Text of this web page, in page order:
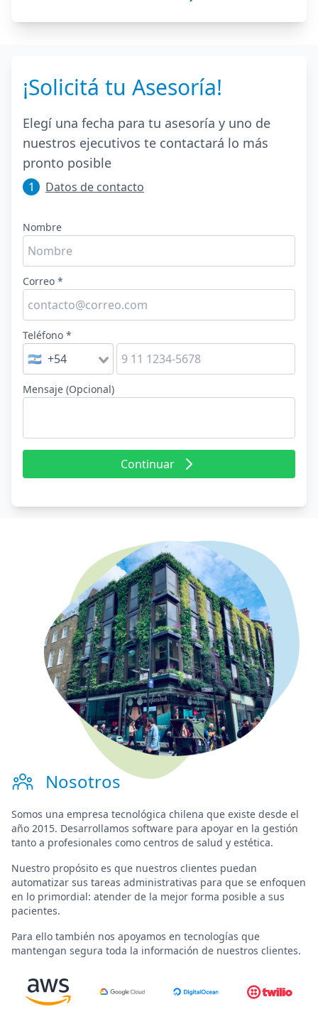
¡Solicitá tu Asesoría!
Elegí una fecha para tu asesoría y uno de
nuestros ejecutivos te contactará lo más
pronto posible
1 Datos de contacto
Nombre
Correo *
Teléfono *
🇦🇷 +54
Mensaje (Opcional)
Continuar
Nosotros
Somos una empresa tecnológica chilena que existe desde el
año 2015. Desarrollamos software para apoyar en la gestión
tanto a profesionales como centros de salud y estética.
Nuestro propósito es que nuestros clientes puedan
automatizar sus tareas administrativas para que se enfoquen
en lo primordial: atender de la mejor forma posible a sus
pacientes.
Para ello también nos apoyamos en tecnologías que
mantengan segura toda la información de nuestros clientes.